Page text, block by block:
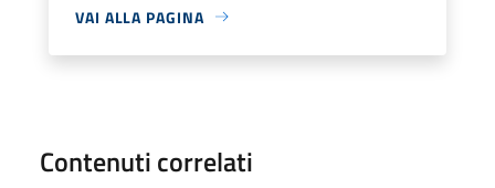
VAI ALLA PAGINA
Contenuti correlati